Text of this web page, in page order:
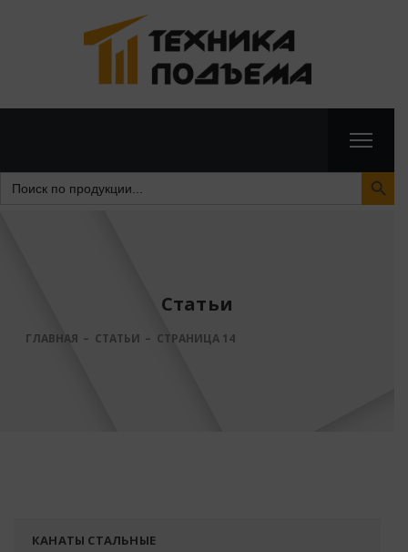
Search
for:
Search Button
Статьи
ГЛАВНАЯ СТАТЬИ СТРАНИЦА 14
КАНАТЫ СТАЛЬНЫЕ